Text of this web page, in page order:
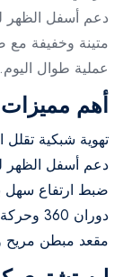
دعم أسفل الظهر
متينة وخفيفة
عملية طوال اليوم.
أهم
تهوية شبكية تقلل
دعم أسفل
ضبط ارتفاع سهل
دوران 360 وحركة سلسة بعجلات ناعمة
مقعد مبطن مريح